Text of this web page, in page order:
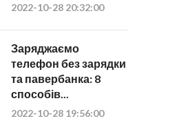
2022-10-28 20:32:00
Заряджаємо
телефон без зарядки
та павербанка: 8
способів...
2022-10-28 19:56:00